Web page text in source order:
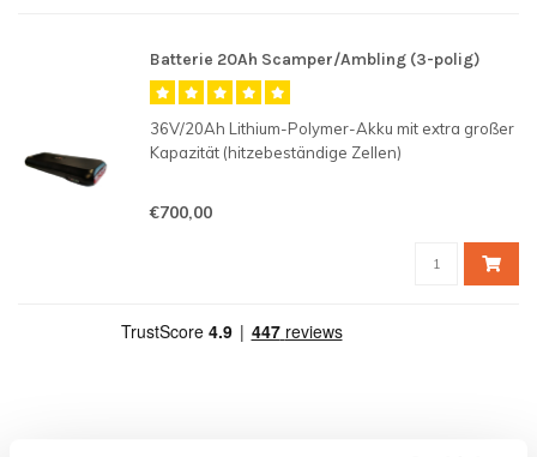
Batterie 20Ah Scamper/Ambling (3-polig)
36V/20Ah Lithium-Polymer-Akku mit extra großer
Kapazität (hitzebeständige Zellen)
Modelle mit dem neuen Gepäckträgertyp.
€700,00